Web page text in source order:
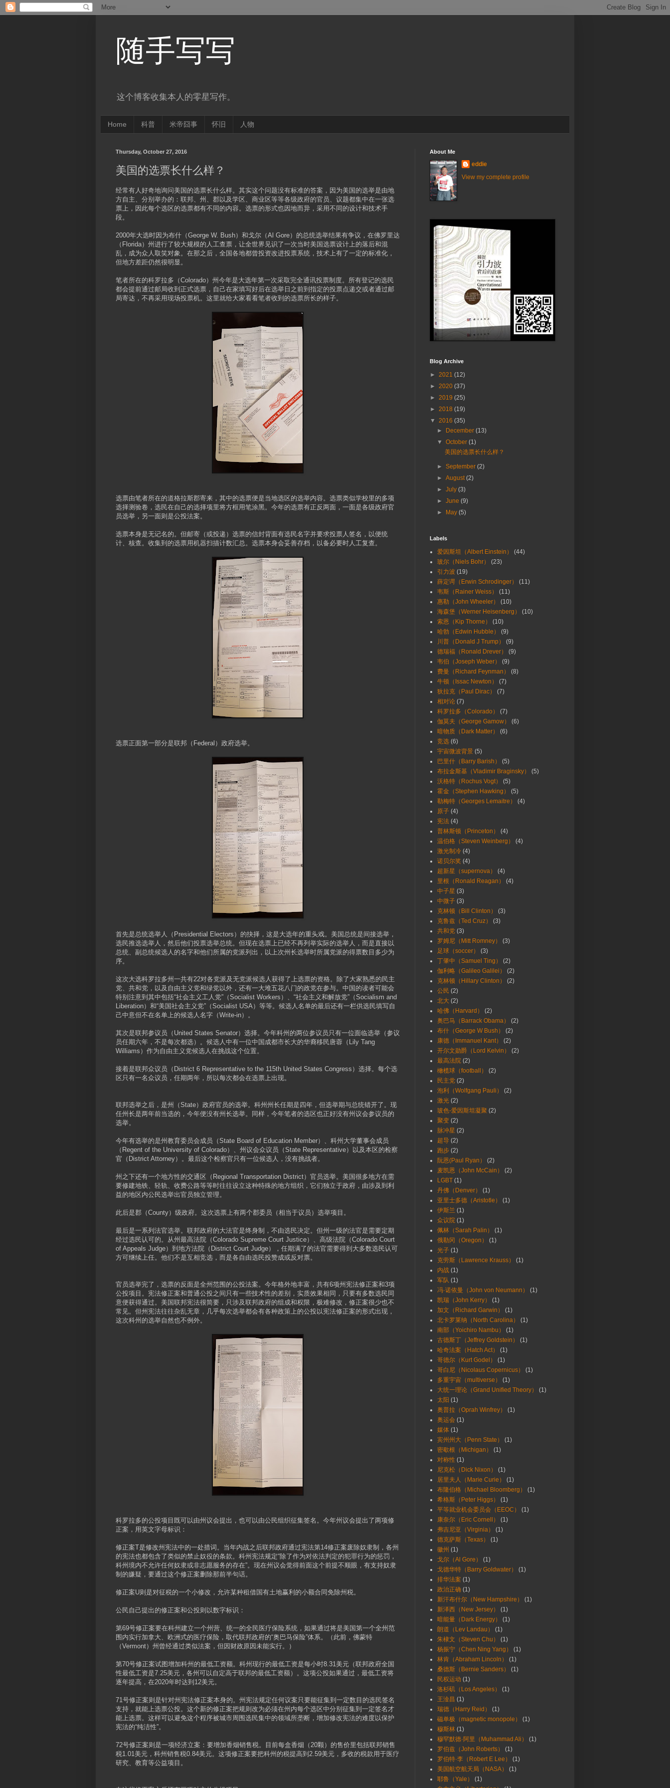
随手写写
这个博客收集本人的零星写作。
Home 科普 米帝囧事 怀旧 人物
Thursday, October 27, 2016
美国的选票长什么样？
经常有人好奇地询问美国的选票长什么样。其实这个问题没有标准的答案，因为美国的选举是由地
方自主、分别举办的：联邦、州、郡以及学区、商业区等等各级政府的官员、议题都集中在一张选
票上，因此每个选区的选票都有不同的内容。选票的形式也因地而异，采用不同的设计和技术手
段。
2000年大选时因为布什（George W. Bush）和戈尔（Al Gore）的总统选举结果有争议，在佛罗里达
（Florida）州进行了较大规模的人工查票，让全世界见识了一次当时美国选票设计上的落后和混
乱，成为众人取笑对象。在那之后，全国各地都曾投资改进投票系统，技术上有了一定的标准化，
但地方差距仍然很明显。
笔者所在的科罗拉多（Colorado）州今年是大选年第一次采取完全通讯投票制度。所有登记的选民
都会提前通过邮局收到正式选票，自己在家填写好后在选举日之前到指定的投票点递交或者通过邮
局寄达，不再采用现场投票机。这里就给大家看看笔者收到的选票所长的样子。
选票由笔者所在的道格拉斯郡寄来，其中的选票便是当地选区的选举内容。选票类似学校里的多项
选择测验卷，选民在自己的选择项里将方框用笔涂黑。今年的选票有正反两面，一面是各级政府官
员选举，另一面则是公投法案。
选票本身是无记名的。但邮寄（或投递）选票的信封背面有选民名字并要求投票人签名，以便统
计、核查。收集到的选票用机器扫描计数汇总。选票本身会妥善存档，以备必要时人工复查。
选票正面第一部分是联邦（Federal）政府选举。
首先是总统选举人（Presidential Electors）的抉择，这是大选年的重头戏。美国总统是间接选举，
选民推选选举人，然后他们投票选举总统。但现在选票上已经不再列举实际的选举人，而是直接以
总统、副总统候选人的名字和他们所属的党派列出，以上次州长选举时所属党派的得票数目多少为
序。
这次大选科罗拉多州一共有22对各党派及无党派候选人获得了上选票的资格。除了大家熟悉的民主
党、共和党，以及自由主义党和绿党以外，还有一大堆五花八门的政党在参与。中国的读者可能会
特别注意到其中包括“社会主义工人党”（Socialist Workers）、“社会主义和解放党”（Socialism and
Liberation）和“美国社会主义党”（Socialist USA）等等。候选人名单的最后还有一栏供选民填写自
己中意但不在名单上的候选人名字（Write-in）。
其次是联邦参议员（United States Senator）选择。今年科州的两位参议员只有一位面临选举（参议
员任期六年，不是每次都选）。候选人中有一位中国成都市长大的华裔移民唐蓉（Lily Tang
Williams）作为自由主义党候选人在挑战这个位置。
接着是联邦众议员（District 6 Representative to the 115th United States Congress）选择。每个选
区只有一名众议员，任期两年，所以每次都会在选票上出现。
联邦选举之后，是州（State）政府官员的选举。科州州长任期是四年，但选举期与总统错开了。现
任州长是两年前当选的，今年便没有州长选举。同样，今年笔者的选区也正好没有州议会参议员的
选举。
今年有选举的是州教育委员会成员（State Board of Education Member）、科州大学董事会成员
（Regent of the University of Colorado）、州议会众议员（State Representative）以及本区的检察
官（District Attorney）。最后这个检察官只有一位候选人，没有挑战者。
州之下还有一个地方性的交通区（Regional Transportation District）官员选举。美国很多地方在需
要修建地铁、轻轨、收费公路等等时往往设立这种特殊的地方组织，它们独立于政府，由涉及到利
益的地区内公民选举出官员独立管理。
此后是郡（County）级政府。这次选票上有两个郡委员（相当于议员）选举项目。
最后是一系列法官选举。联邦政府的大法官是终身制，不由选民决定。但州一级的法官是需要定期
经过选民认可的。从州最高法院（Colorado Supreme Court Justice）、高级法院（Colorado Court
of Appeals Judge）到地方法院（District Court Judge），任期满了的法官需要得到大多数选民认可
方可继续上任。他们不是互相竞选，而是各自由选民投赞成或反对票。
官员选举完了，选票的反面是全州范围的公投法案。今年格外地丰富，共有6项州宪法修正案和3项
公投项目。宪法修正案和普通公投之间只有一些技术性的差别，实质效果相同，只要有多数选民同
意便获得通过。美国联邦宪法很简要，只涉及联邦政府的组成和权限，极难修改，修正案很少也不
常见。但州宪法往往杂乱无章，几乎每次选举都会有各种政策上的公投以宪法修正案的形式出现，
这次科州的选举自然也不例外。
科罗拉多的公投项目既可以由州议会提出，也可以由公民组织征集签名。今年州议会提出了两项修
正案，用英文字母标识：
修正案T是修改州宪法中的一处措词。当年内战之后联邦政府通过宪法第14修正案废除奴隶制，各州
的宪法也都包含了类似的禁止奴役的条款。科州宪法规定“除了作为对依法判定的犯罪行为的惩罚，
科州境内不允许任何奴隶或非志愿服务的存在”。现在州议会觉得前面这个前提不顺眼，有支持奴隶
制的嫌疑，要通过这个修正案删除那前半句话。
修正案U则是对征税的一个小修改，允许某种租借国有土地赢利的小额合同免除州税。
公民自己提出的修正案和公投则以数字标识：
第69号修正案要在科州建立一个州营、统一的全民医疗保险系统，如果通过将是美国第一个全州范
围内实行加拿大、欧洲式的医疗保险，取代联邦政府的“奥巴马保险”体系。（此前，佛蒙特
（Vermont）州曾经通过类似法案，但因财政原因未能实行。）
第70号修正案试图增加科州的最低工资额。科州现行的最低工资是每小时8.31美元（联邦政府全国
性最低工资是7.25美元，各州可以自定高于联邦的最低工资额）。这项公投如果通过，最低工资将
逐年提高，在2020年时达到12美元。
71号修正案则是针对州宪法修正案本身的。州宪法规定任何议案只要能征集到一定数目的选民签名
支持，就能上选票公投。这个新的修正案把规则改为必须在州内每个选区中分别征集到一定签名才
能上选票。这样可以避免这个程序被城市周围选民集中的领域所垄断，增加修改宪法的难度以保护
宪法的“纯洁性”。
72号修正案则是一项经济立案：要增加香烟销售税。目前每盒香烟（20颗）的售价里包括联邦销售
税1.01美元，科州销售税0.84美元。这项修正案要把科州的税提高到2.59美元，多收的税款用于医疗
研究、教育等公益项目。
About Me
eddie
View my complete profile
Blog Archive
► 2021 (12)
► 2020 (37)
► 2019 (25)
► 2018 (19)
▼ 2016 (35)
►
December(13)
▼October(1)
美国的选票长什么样？
►September(2)
►August(2)
►July(3)
►June(9)
►
May(5)
Labels
爱因斯坦（Albert Einstein）
(44)
玻尔（Niels Bohr）
(23)
引力波 (19)
薛定谔（Erwin Schrodinger）
(11)
韦斯（Rainer Weiss）
(11)
惠勒（John Wheeler）
(10)
海森堡（Werner Heisenberg）
(10)
索恩（Kip Thorne）
(10)
哈勃（Edwin Hubble）
(9)
川普（Donald J Trump）
(9)
德瑞福（Ronald Drever）
(9)
韦伯（Joseph Weber）
(9)
费曼（Richard Feynman）
(8)
牛顿（Issac Newton）
(7)
狄拉克（Paul Dirac）
(7)
相对论 (7)
科罗拉多（Colorado）
(7)
伽莫夫（George Gamow）
(6)
暗物质（Dark Matter）
(6)
竞选 (6)
宇宙微波背景 (5)
巴里什（Barry Barish）
(5)
布拉金斯基（Vladimir Braginsky）
(5)
沃格特（Rochus Vogt）
(5)
霍金（Stephen Hawking）
(5)
勒梅特（Georges Lemaitre）
(4)
原子 (4)
宪法 (4)
普林斯顿（Princeton）
(4)
温伯格（Steven Weinberg）
(4)
激光制冷 (4)
诺贝尔奖 (4)
超新星（supernova）
(4)
里根（Ronald Reagan）
(4)
中子星 (3)
中微子 (3)
克林顿（Bill Clinton）
(3)
克鲁兹（Ted Cruz）
(3)
共和党 (3)
罗姆尼（Mitt Romney）
(3)
足球（soccer）
(3)
丁肇中（Samuel Ting）
(2)
伽利略（Galileo Galilei）
(2)
克林顿（Hillary Clinton）
(2)
公民 (2)
北大 (2)
哈佛（Harvard）
(2)
奥巴马（Barrack Obama）
(2)
布什（George W Bush）
(2)
康德（Immanuel Kant）
(2)
开尔文勋爵（Lord Kelvin）
(2)
最高法院 (2)
橄榄球（football）
(2)
民主党 (2)
泡利（Wolfgang Pauli）
(2)
激光 (2)
玻色-爱因斯坦凝聚 (2)
聚变 (2)
脉冲星 (2)
超导 (2)
跑步 (2)
阮恩(Paul Ryan）
(2)
麦凯恩（John McCain）
(2)
LGBT (1)
丹佛（Denver）
(1)
亚里士多德（Aristotle）
(1)
伊斯兰 (1)
众议院 (1)
佩林（Sarah Palin）
(1)
俄勒冈（Oregon）
(1)
光子 (1)
克劳斯（Lawrence Krauss）
(1)
内战 (1)
军队 (1)
冯·诺依曼（John von Neumann）
(1)
凯瑞（John Kerry）
(1)
加文（Richard Garwin）
(1)
北卡罗莱纳（North Carolina）
(1)
南部（Yoichiro Nambu）
(1)
古德斯丁（Jeffrey Goldstein）
(1)
哈奇法案（Hatch Act）
(1)
哥德尔（Kurt Godel）
(1)
哥白尼（Nicolaus Copernicus）
(1)
多重宇宙（multiverse）
(1)
大统一理论（Grand Unified Theory）
(1)
太阳 (1)
奥普拉（Oprah Winfrey）
(1)
奥运会 (1)
媒体 (1)
宾州州大（Penn State）
(1)
密歇根（Michigan）
(1)
对称性 (1)
尼克松（Dick Nixon）
(1)
居里夫人（Marie Curie）
(1)
布隆伯格（Michael Bloomberg）
(1)
希格斯（Peter Higgs）
(1)
平等就业机会委员会（EEOC）
(1)
康奈尔（Eric Cornell）
(1)
弗吉尼亚（Virginia）
(1)
德克萨斯（Texas）
(1)
徽州 (1)
戈尔（Al Gore）
(1)
戈德华特（Barry Goldwater）
(1)
排华法案 (1)
政治正确 (1)
新汗布什尔（New Hampshire）
(1)
新泽西（New Jersey）
(1)
暗能量（Dark Energy）
(1)
朗道（Lev Landau）
(1)
朱棣文（Steven Chu）
(1)
杨振宁（Chen Ning Yang）
(1)
林肯（Abraham Lincoln）
(1)
桑德斯（Bernie Sanders）
(1)
民权运动 (1)
洛杉矶（Los Angeles）
(1)
王淦昌 (1)
瑞德（Harry Reid）
(1)
磁单极（magnetic monopole）
(1)
穆斯林 (1)
穆罕默德·阿里（Muhammad Ali）
(1)
罗伯兹（John Roberts）
(1)
罗伯特·李（Robert E Lee）
(1)
美国航空航天局（NASA）
(1)
耶鲁（Yale）
(1)